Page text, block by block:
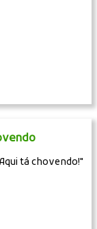
tá chovendo!"